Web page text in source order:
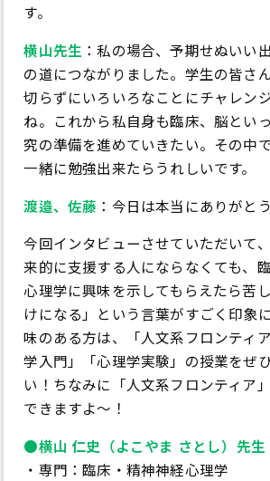
す。
横山先生 ：私の場合、予期せぬいい
の道につながりました。学生の皆さ
切らずにいろいろなことにチャレン
ね。これから私自身も臨床、脳とい
究の準備を進めていきたい。その中
一緒に勉強出来たらうれしいです。
渡邉、佐藤 ：今日は本当にありがと
今回インタビューさせていただいて
来的に支援する人にならなくても、
心理学に興味を示してもらえたら苦
けになる」という言葉がすごく印象
味のある方は、「人文系フロンティ
学入門」「心理学実験」の授業をぜ
い！ちなみに「人文系フロンティア
できますよ～！
●横山 仁史（よこやま さとし）先生
・専門：臨床・精神神経心理学